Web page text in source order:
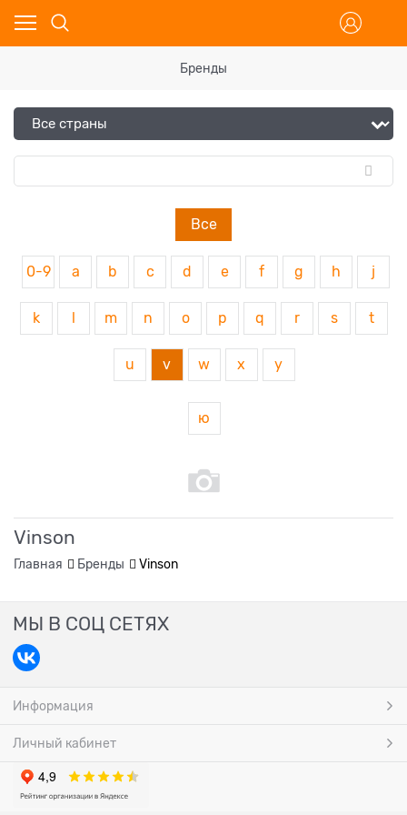
Бренды
Все
0-9 a b c d e f g h j
k m n o p q r s t
u v w x y
ю
Vinson
Главная Бренды Vinson
МЫ В СОЦ СЕТЯХ
Информация
Личный кабинет